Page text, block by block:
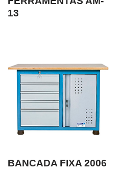
13
BANCADA FIXA 2006